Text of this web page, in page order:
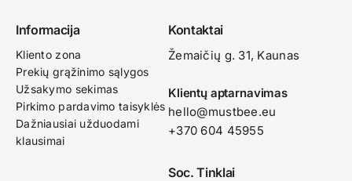
Informacija
Kliento zona
Prekių grąžinimo sąlygos
Užsakymo sekimas
Pirkimo pardavimo taisyklės
Dažniausiai užduodami
klausimai
Kontaktai
Žemaičių g. 31, Kaunas​
Klientų aptarnavimas
hello@mustbee.eu
+370 604 45955
Soc. Tinklai